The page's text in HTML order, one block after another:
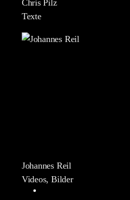
Chris Pilz
Texte
Johannes Reil
Videos, Bilder